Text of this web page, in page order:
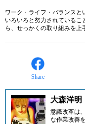
ワーク・ライフ・バランスと
いろいろと努力されている
ら、せっかくの取り組みを上
Share
大森洋明
意識改革は
な作業改善